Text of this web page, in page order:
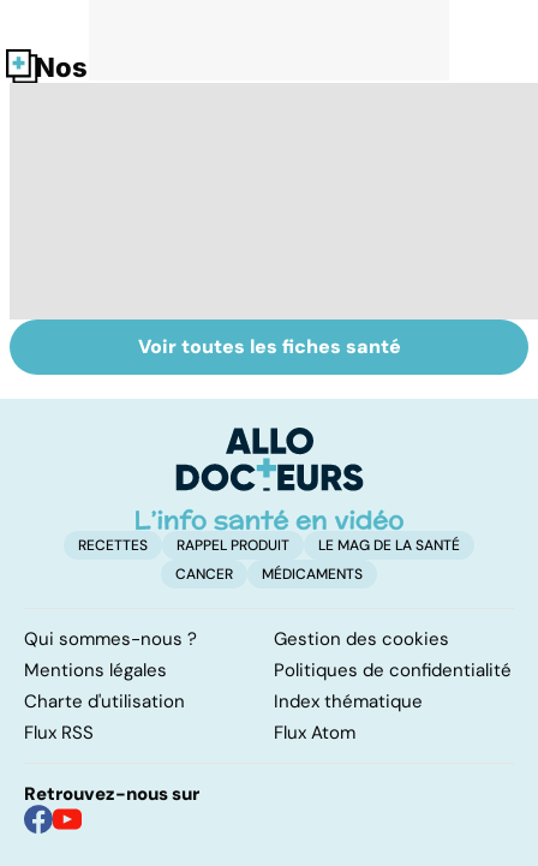
Nos fiches santé
Comment tenir
ses bonnes
Muscler ses
abdos pour
ventre plat
Voir toutes les fiches santé
RECETTES RAPPEL PRODUIT
LE MAG DE LA SANTÉ
CANCER
MÉDICAMENTS
Qui sommes-nous ?
Gestion des cookies
Mentions légales
Politiques de confidentialité
Charte d'utilisation
Index thématique
Flux RSS
Flux Atom
Retrouvez-nous sur